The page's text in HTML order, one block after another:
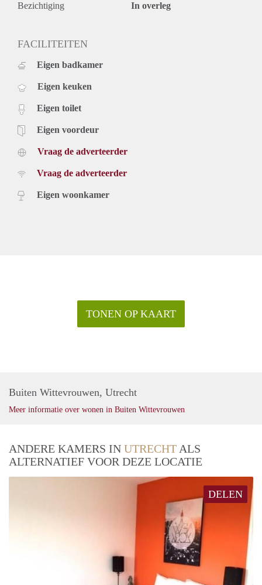
Bezichtiging In overleg
FACILITEITEN
Eigen badkamer
Eigen keuken
Eigen toilet
Eigen voordeur
Vraag de adverteerder
Vraag de adverteerder
Eigen woonkamer
TONEN OP KAART
Buiten Wittevrouwen, Utrecht
Meer informatie over wonen in Buiten Wittevrouwen
ANDERE KAMERS IN UTRECHT ALS
ALTERNATIEF VOOR DEZE LOCATIE
DELEN